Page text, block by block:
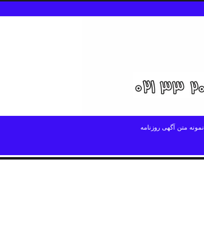
نمونه متن آگهی روزنامه